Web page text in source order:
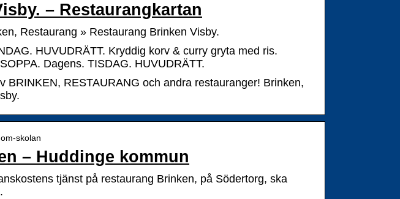
– Restaurangkartan
Restaurang » Restaurang Brinken Visby.
HUVUDRÄTT. Kryddig korv & curry gryta med ris.
Dagens. TISDAG. HUVUDRÄTT.
BRINKEN, RESTAURANG och andra restauranger! Brinken,
skolan
– Huddinge kommun
tjänst på restaurang Brinken, på Södertorg, ska